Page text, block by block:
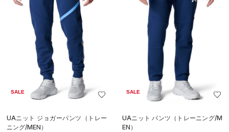
SALE
UAニット ジョガーパンツ（トレー
ニング/MEN）
SALE
UAニット パンツ（トレーニング/M
EN）